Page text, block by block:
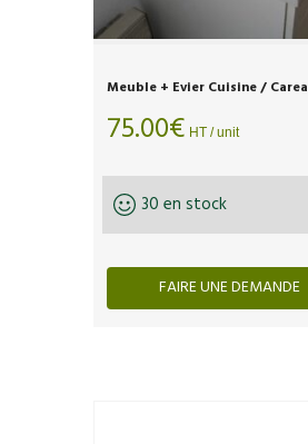
Meuble + Evier Cuisine / Carea
75.00€ HT / unit
30 en stock
FAIRE UNE DEMANDE